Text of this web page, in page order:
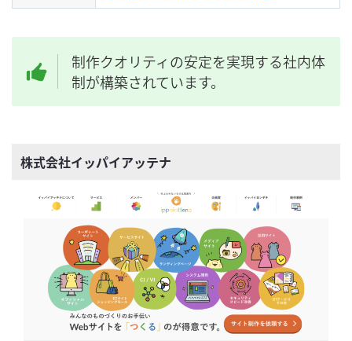
制作クオリティの安定を実現する社内体
制が構築されています。
株式会社イッパイアッテナ